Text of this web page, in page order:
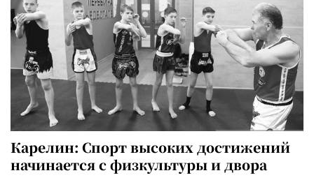
Карелин: Спорт высоких достижений
начинается с физкультуры и двора